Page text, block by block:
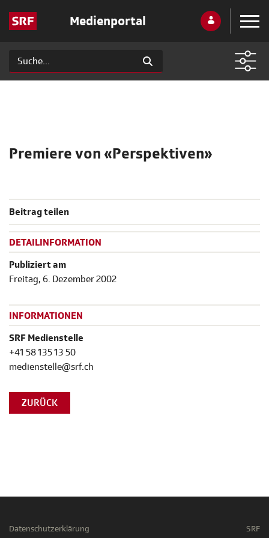
Medienportal
Premiere von «Perspektiven»
Beitrag teilen
DETAILINFORMATION
Publiziert am
Freitag, 6. Dezember 2002
INFORMATIONEN
SRF Medienstelle
+41 58 135 13 50
medienstelle@srf.ch
ZURÜCK
Datenschutzerklärung SRF